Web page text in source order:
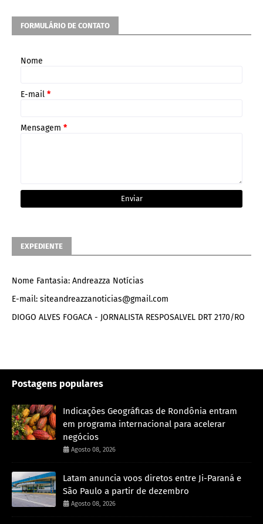
FORMULÁRIO DE CONTATO
Nome
E-mail *
Mensagem *
EXPEDIENTE
Nome Fantasia: Andreazza Notícias
E-mail: siteandreazzanoticias@gmail.com
DIOGO ALVES FOGACA - JORNALISTA RESPOSALVEL DRT 2170/RO
Postagens populares
Indicações Geográficas de Rondônia entram
em programa internacional para acelerar
negócios
Agosto 08, 2026
Latam anuncia voos diretos entre Ji-Paraná e
São Paulo a partir de dezembro
Agosto 08, 2026